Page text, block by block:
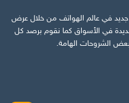
في عالم الهواتف من خلال عرض
في الأسواق كما نقوم برصد كل
وبعض الشروحات الهامة.